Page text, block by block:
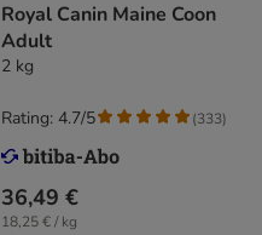
Royal Canin Maine Coon
Adult
2 kg
36,49 €
18,25 € / kg
Rating: 4.7/5 (333)